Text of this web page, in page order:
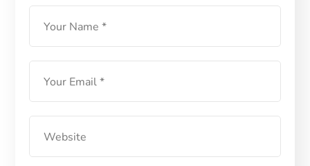
LEARN MORE